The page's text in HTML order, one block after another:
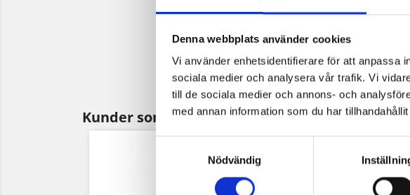
Denna webbplats använder cookies
Vi använder enhetsidentifierare för att anpassa
sociala medier och analysera vår trafik. Vi
till de sociala medier och annons- och
med annan information som du har
Nödvändig
Kunder som köpt denna produkt köpte också: